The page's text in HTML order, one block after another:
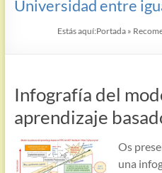
Universidad entre
Estás aquí:Portada »
Infografía del
aprendizaje
Os
una